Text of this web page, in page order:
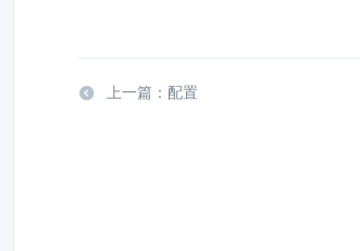
上一篇：配置